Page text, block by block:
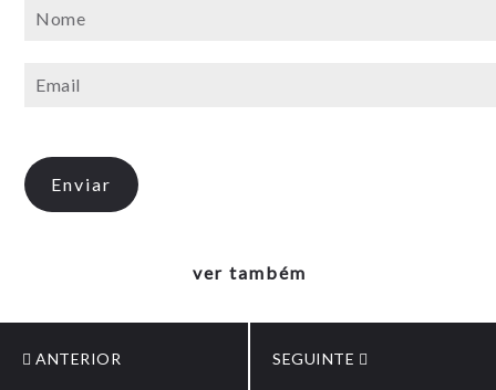
ver também
ANTERIOR SEGUINTE